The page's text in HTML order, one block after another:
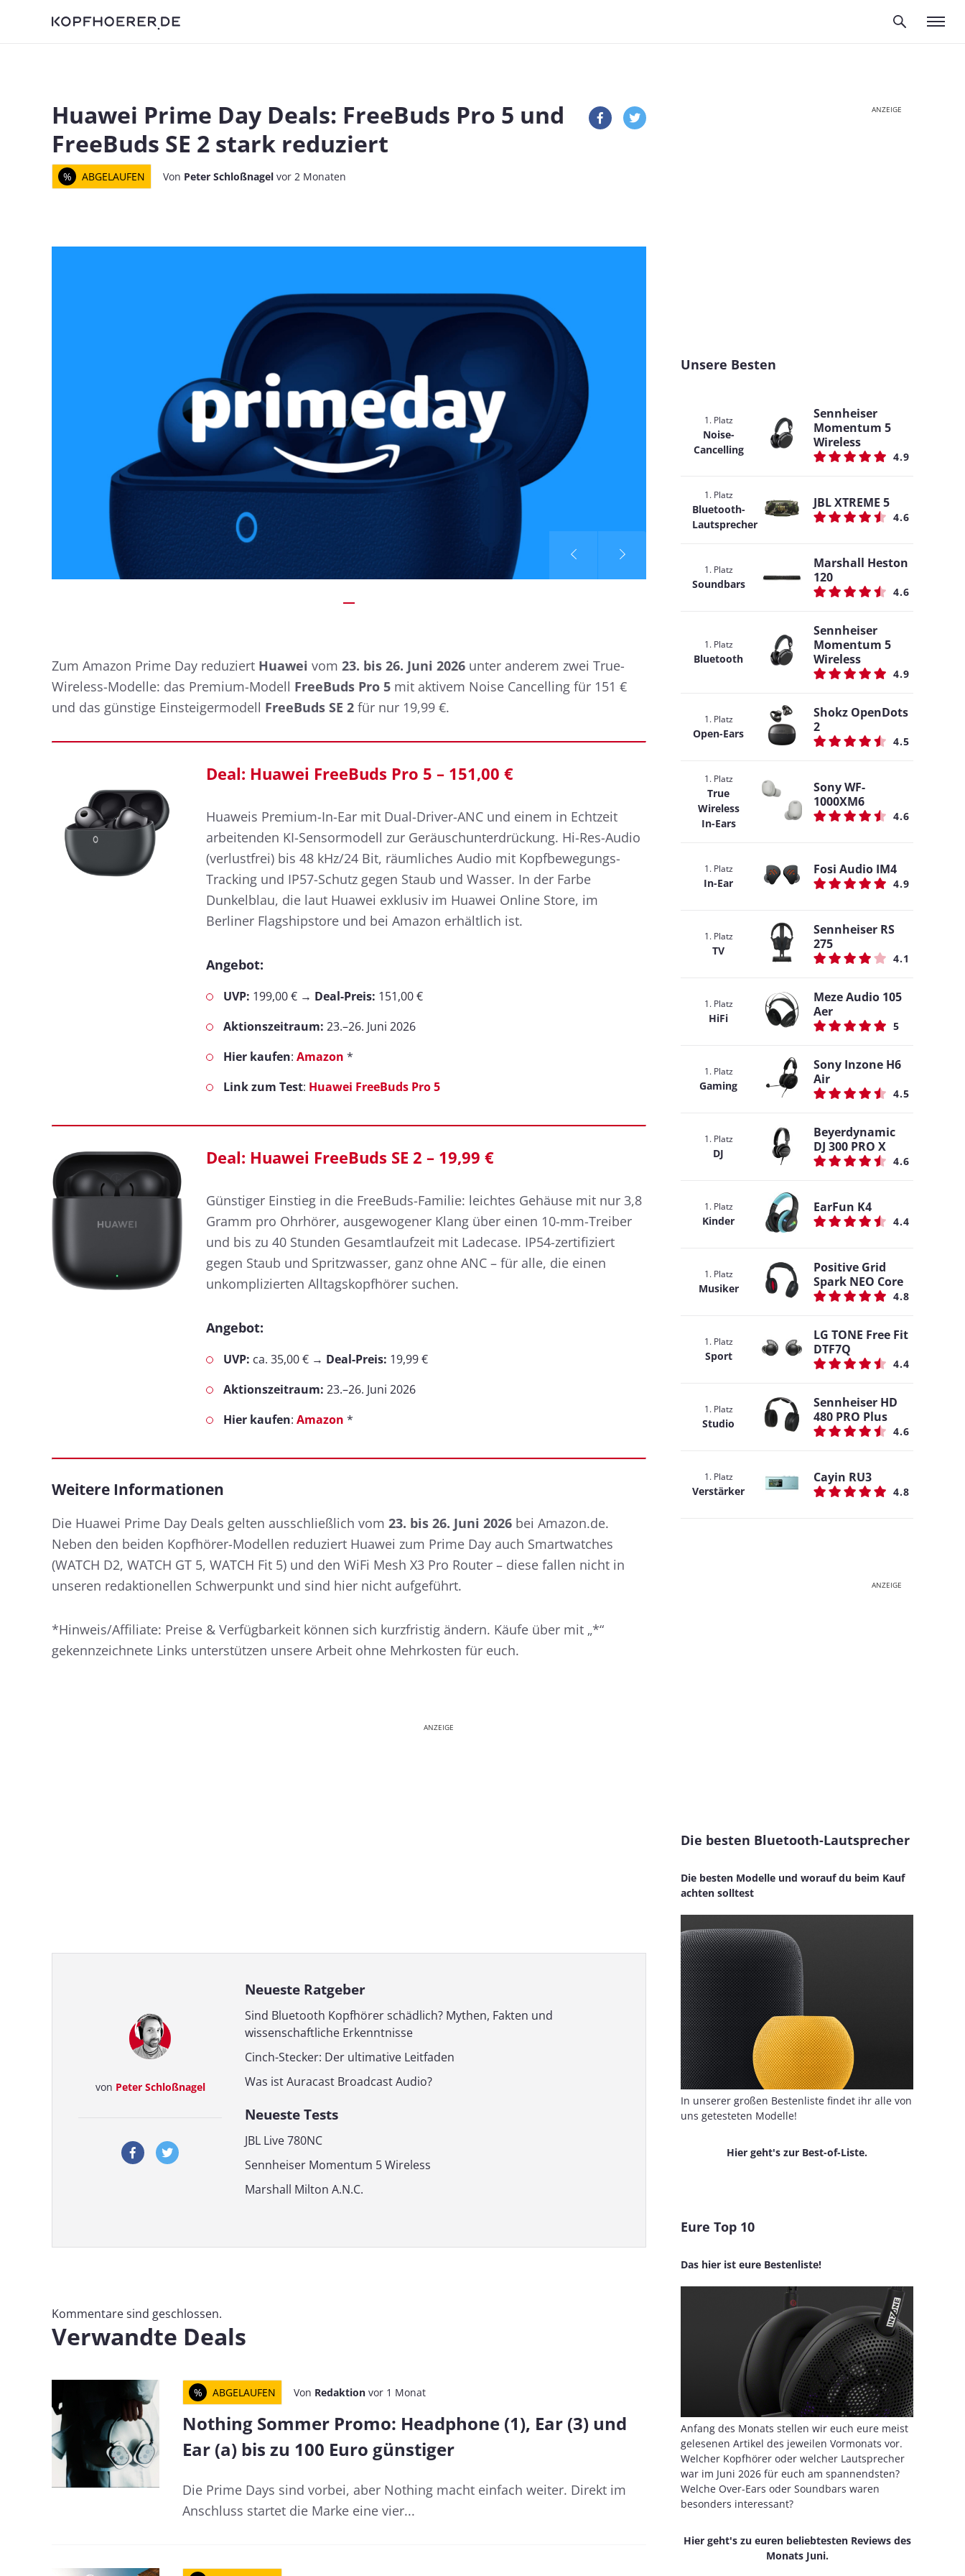
Huawei Prime Day Deals: FreeBuds Pro 5 und
FreeBuds SE 2 stark reduziert
% ABGELAUFEN Von Peter Schloßnagel vor 2 Monaten
Zum Amazon Prime Day reduziert Huawei vom 23. bis 26. Juni 2026 unter anderem zwei True-
Wireless-Modelle: das Premium-Modell FreeBuds Pro 5 mit aktivem Noise Cancelling für 151 €
und das günstige Einsteigermodell FreeBuds SE 2 für nur 19,99 €.
Deal: Huawei FreeBuds Pro 5 – 151,00 €
Huaweis Premium-In-Ear mit Dual-Driver-ANC und einem in Echtzeit
arbeitenden KI-Sensormodell zur Geräuschunterdrückung. Hi-Res-Audio
(verlustfrei) bis 48 kHz/24 Bit, räumliches Audio mit Kopfbewegungs-
Tracking und IP57-Schutz gegen Staub und Wasser. In der Farbe
Dunkelblau, die laut Huawei exklusiv im Huawei Online Store, im
Berliner Flagshipstore und bei Amazon erhältlich ist.
Angebot:
UVP: 199,00 € → Deal-Preis: 151,00 €
Aktionszeitraum: 23.–26. Juni 2026
Hier kaufen:Amazon *
Link zum Test: Huawei FreeBuds Pro 5
Deal: Huawei FreeBuds SE 2 – 19,99 €
Günstiger Einstieg in die FreeBuds-Familie: leichtes Gehäuse mit nur 3,8
Gramm pro Ohrhörer, ausgewogener Klang über einen 10-mm-Treiber
und bis zu 40 Stunden Gesamtlaufzeit mit Ladecase. IP54-zertifiziert
gegen Staub und Spritzwasser, ganz ohne ANC – für alle, die einen
unkomplizierten Alltagskopfhörer suchen.
Angebot:
UVP: ca. 35,00 € → Deal-Preis: 19,99 €
Aktionszeitraum: 23.–26. Juni 2026
Hier kaufen:Amazon *
Weitere Informationen
Die Huawei Prime Day Deals gelten ausschließlich vom 23. bis 26. Juni 2026 bei Amazon.de.
Neben den beiden Kopfhörer-Modellen reduziert Huawei zum Prime Day auch Smartwatches
(WATCH D2, WATCH GT 5, WATCH Fit 5) und den WiFi Mesh X3 Pro Router – diese fallen nicht in
unseren redaktionellen Schwerpunkt und sind hier nicht aufgeführt.
*Hinweis/Affiliate: Preise & Verfügbarkeit können sich kurzfristig ändern. Käufe über mit „*“
gekennzeichnete Links unterstützen unsere Arbeit ohne Mehrkosten für euch.
ANZEIGE
von Peter Schloßnagel
Neueste Ratgeber
Sind Bluetooth Kopfhörer schädlich? Mythen, Fakten und
wissenschaftliche Erkenntnisse
Cinch-Stecker: Der ultimative Leitfaden
Was ist Auracast Broadcast Audio?
Neueste Tests
JBL Live 780NC
Sennheiser Momentum 5 Wireless
Marshall Milton A.N.C.
Kommentare sind geschlossen.
Verwandte Deals
% ABGELAUFEN Von Redaktion vor 1 Monat
Nothing Sommer Promo: Headphone (1), Ear (3) und
Ear (a) bis zu 100 Euro günstiger
Die Prime Days sind vorbei, aber Nothing macht einfach weiter. Direkt im
Anschluss startet die Marke eine vier...
ANZEIGE
Unsere Besten
1. Platz
Noise-
Cancelling
Sennheiser
Momentum 5
Wireless
4.9
1. Platz
Bluetooth-
Lautsprecher
JBL XTREME 5
4.6
1. Platz
Soundbars
Marshall Heston
120
4.6
1. Platz
Bluetooth
Sennheiser
Momentum 5
Wireless
4.9
1. Platz
Open-Ears
Shokz OpenDots
2
4.5
1. Platz
True
Wireless
In-Ears
Sony WF-
1000XM6
4.6
1. Platz
In-Ear
Fosi Audio IM4
4.9
1. Platz
TV
Sennheiser RS
275
4.1
1. Platz
HiFi
Meze Audio 105
Aer
5
1. Platz
Gaming
Sony Inzone H6
Air
4.5
1. Platz
DJ
Beyerdynamic
DJ 300 PRO X
4.6
1. Platz
Kinder
EarFun K4
4.4
1. Platz
Musiker
Positive Grid
Spark NEO Core
4.8
1. Platz
Sport
LG TONE Free Fit
DTF7Q
4.4
1. Platz
Studio
Sennheiser HD
480 PRO Plus
4.6
1. Platz
Verstärker
Cayin RU3
4.8
ANZEIGE
Die besten Bluetooth-Lautsprecher
Die besten Modelle und worauf du beim Kauf
achten solltest
In unserer großen Bestenliste findet ihr alle von
uns getesteten Modelle!
Hier geht's zur Best-of-Liste.
Eure Top 10
Das hier ist eure Bestenliste!
Anfang des Monats stellen wir euch eure meist
gelesenen Artikel des jeweilen Vormonats vor.
Welcher Kopfhörer oder welcher Lautsprecher
war im Juni 2026 für euch am spannendsten?
Welche Over-Ears oder Soundbars waren
besonders interessant?
Hier geht's zu euren beliebtesten Reviews des
Monats Juni.